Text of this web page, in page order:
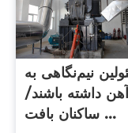
نیم‌نگاهی به
داشته باشند/
ساکنان بافت ...